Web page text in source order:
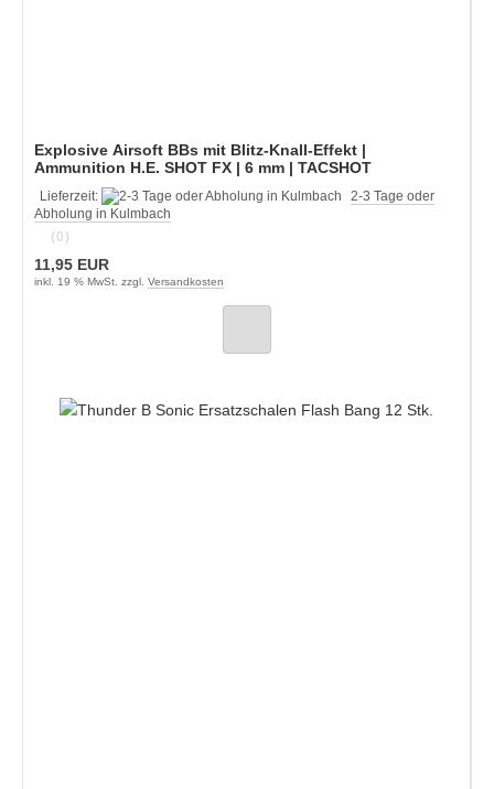
Explosive Airsoft BBs mit Blitz-Knall-Effekt |
Ammunition H.E. SHOT FX | 6 mm | TACSHOT
Lieferzeit:
2-3 Tage oder
Abholung in Kulmbach
(0)
11,95 EUR
inkl. 19 % MwSt. zzgl. Versandkosten